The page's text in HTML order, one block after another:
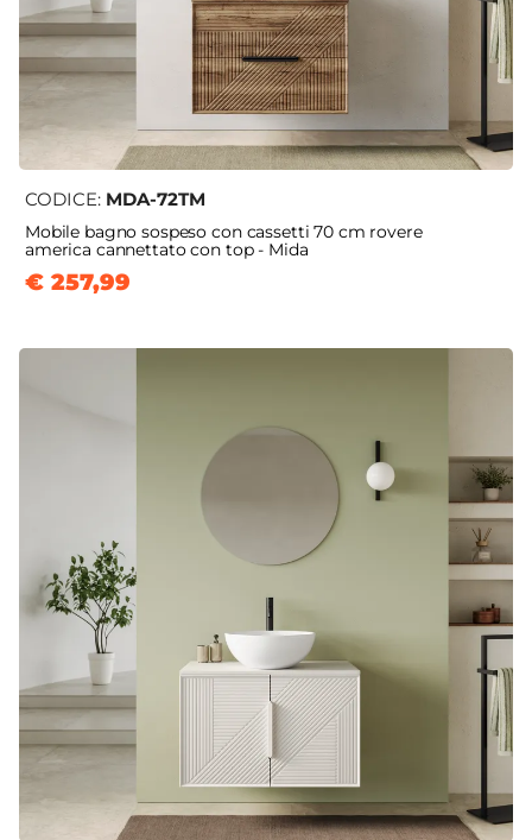
CODICE: MDA-72TM
Mobile bagno sospeso con cassetti 70 cm rovere
america cannettato con top - Mida
€ 257,99